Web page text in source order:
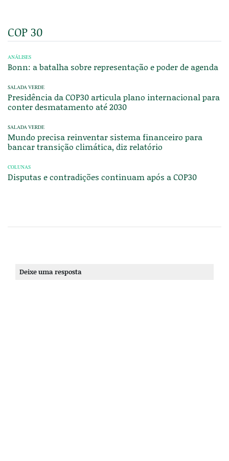
COP 30
ANÁLISES
Bonn: a batalha sobre representação e poder de agenda
SALADA VERDE
Presidência da COP30 articula plano internacional para
conter desmatamento até 2030
SALADA VERDE
Mundo precisa reinventar sistema financeiro para
bancar transição climática, diz relatório
COLUNAS
Disputas e contradições continuam após a COP30
Deixe uma resposta